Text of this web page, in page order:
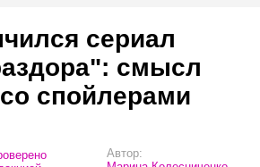
сериал
смысл
спойлерами
Автор: